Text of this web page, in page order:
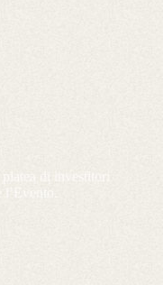
di investitori